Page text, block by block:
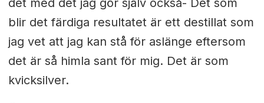
det med det jag gör själv också- Det som
blir det färdiga resultatet är ett destillat som
jag vet att jag kan stå för aslänge eftersom
det är så himla sant för mig. Det är som
kvicksilver.